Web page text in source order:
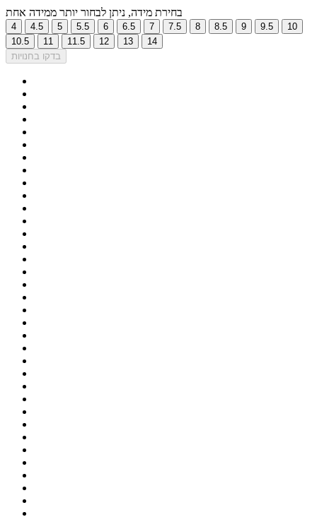
בחירת מידה, ניתן לבחור יותר ממידה אחת
4 4.5 5 5.5 6 6.5 7 7.5 8 8.5 9 9.5
10
10.5
11 11.5 12 13
14
בדקו בחנויות